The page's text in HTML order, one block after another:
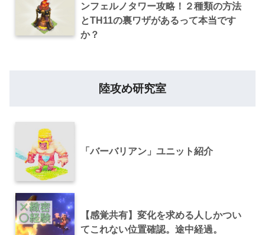
ンフェルノタワー攻略！２種類の方法
とTH11の裏ワザがあるって本当です
か？
陸攻め研究室
「バーバリアン」ユニット紹介
【感覚共有】変化を求める人しかつい
てこれない位置確認。途中経過。